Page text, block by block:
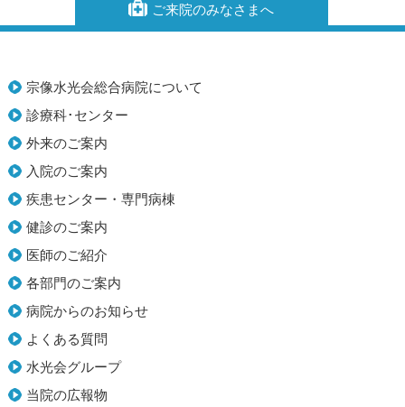
ご来院のみなさまへ
宗像水光会総合病院について
診療科･センター
外来のご案内
入院のご案内
疾患センター・専門病棟
健診のご案内
医師のご紹介
各部門のご案内
病院からのお知らせ
よくある質問
水光会グループ
当院の広報物